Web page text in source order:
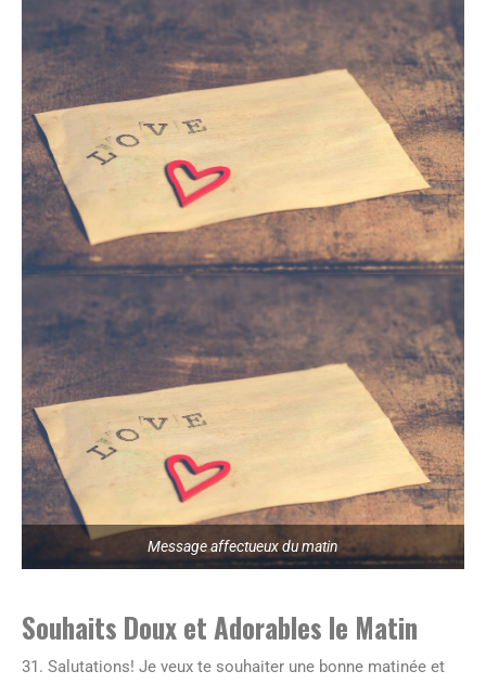
Message affectueux du matin
Souhaits Doux et Adorables le Matin
31. Salutations! Je veux te souhaiter une bonne matinée et